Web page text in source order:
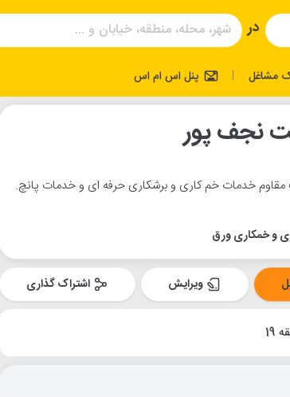
در
مشاغل | پنل اس ام اس
نجف پور
خدمات خم کاری و برشکاری حرفه ای و خدمات پانچ.
و خمکاری ورق
ویرایش اشتراک گذاری
19